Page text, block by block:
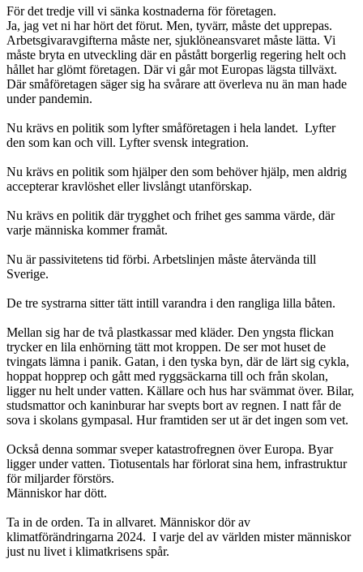
För det tredje vill vi sänka kostnaderna för företagen.
Ja, jag vet ni har hört det förut. Men, tyvärr, måste det upprepas.
Arbetsgivaravgifterna måste ner, sjuklöneansvaret måste lätta. Vi
måste bryta en utveckling där en påstått borgerlig regering helt och
hållet har glömt företagen. Där vi går mot Europas lägsta tillväxt.
Där småföretagen säger sig ha svårare att överleva nu än man hade
under pandemin.
Nu krävs en politik som lyfter småföretagen i hela landet. Lyfter
den som kan och vill. Lyfter svensk integration.
Nu krävs en politik som hjälper den som behöver hjälp, men aldrig
accepterar kravlöshet eller livslångt utanförskap.
Nu krävs en politik där trygghet och frihet ges samma värde, där
varje människa kommer framåt.
Nu är passivitetens tid förbi. Arbetslinjen måste återvända till
Sverige.
De tre systrarna sitter tätt intill varandra i den rangliga lilla båten.
Mellan sig har de två plastkassar med kläder. Den yngsta flickan
trycker en lila enhörning tätt mot kroppen. De ser mot huset de
tvingats lämna i panik. Gatan, i den tyska byn, där de lärt sig cykla,
hoppat hopprep och gått med ryggsäckarna till och från skolan,
ligger nu helt under vatten. Källare och hus har svämmat över. Bilar,
studsmattor och kaninburar har svepts bort av regnen. I natt får de
sova i skolans gympasal. Hur framtiden ser ut är det ingen som vet.
Också denna sommar sveper katastrofregnen över Europa. Byar
ligger under vatten. Tiotusentals har förlorat sina hem, infrastruktur
för miljarder förstörs.
Människor har dött.
Ta in de orden. Ta in allvaret. Människor dör av
klimatförändringarna 2024. I varje del av världen mister människor
just nu livet i klimatkrisens spår.